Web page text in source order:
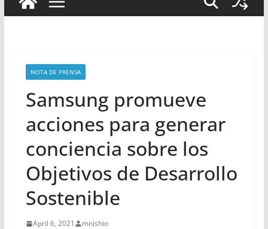
NOTA DE PRENSA
Samsung promueve
acciones para generar
conciencia sobre los
Objetivos de Desarrollo
Sostenible
April 6, 2021 mnishio